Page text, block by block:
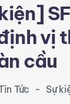
vị
cầu
Tức - Sự